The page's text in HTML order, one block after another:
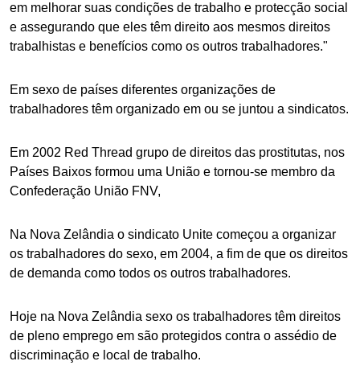
em melhorar suas condições de trabalho e protecção social
e assegurando que eles têm direito aos mesmos direitos
trabalhistas e benefícios como os outros trabalhadores."
Em sexo de países diferentes organizações de
trabalhadores têm organizado em ou se juntou a sindicatos.
Em 2002 Red Thread grupo de direitos das prostitutas, nos
Países Baixos formou uma União e tornou-se membro da
Confederação União FNV,
Na Nova Zelândia o sindicato Unite começou a organizar
os trabalhadores do sexo, em 2004, a fim de que os direitos
de demanda como todos os outros trabalhadores.
Hoje na Nova Zelândia sexo os trabalhadores têm direitos
de pleno emprego em são protegidos contra o assédio de
discriminação e local de trabalho.